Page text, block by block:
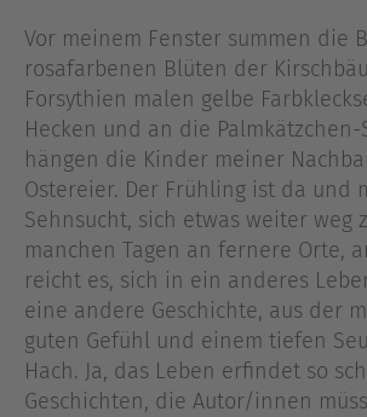
Vor meinem Fenster summen die
rosafarbenen Blüten der
Forsythien malen gelbe
Hecken und an die Palmkätzchen-
hängen die Kinder meiner
Ostereier. Der Frühling ist da und
Sehnsucht, sich etwas weiter weg
manchen Tagen an fernere Orte,
reicht es, sich in ein anderes
eine andere Geschichte, aus der
guten Gefühl und einem tiefen
Hach. Ja, das Leben erfindet so
Geschichten, die Autor/innen